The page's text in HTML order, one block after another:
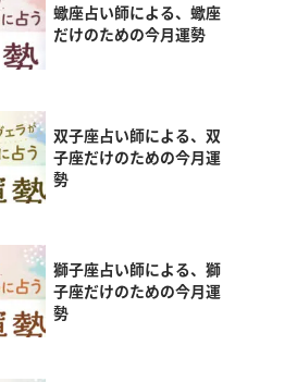
蠍座占い師による、蠍座
だけのための今月運勢
双子座占い師による、双
子座だけのための今月運
勢
獅子座占い師による、獅
子座だけのための今月運
勢